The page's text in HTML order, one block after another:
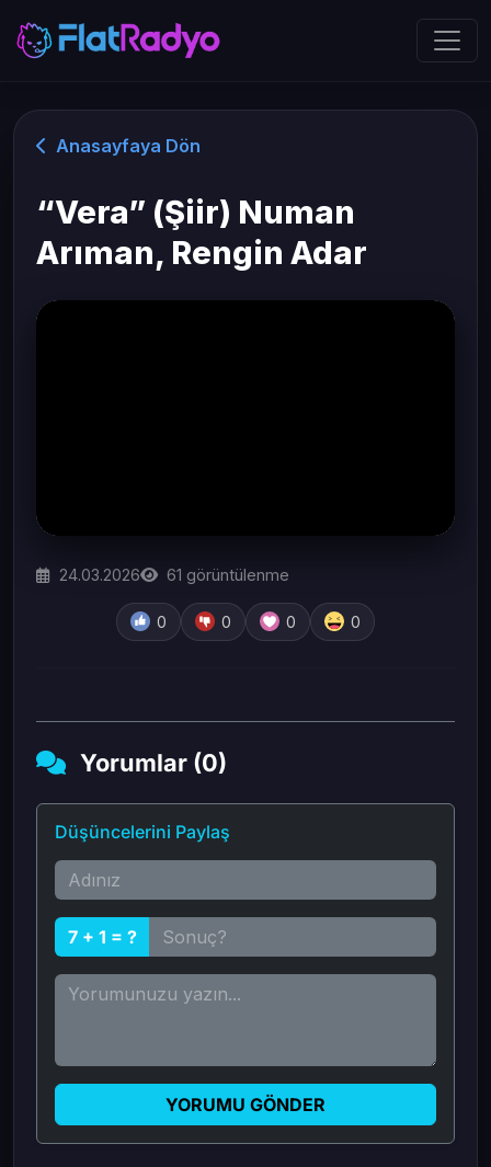
Anasayfaya Dön
“Vera” (Şiir) Numan
Arıman, Rengin Adar
24.03.2026 61 görüntülenme
0 0 0 0
Yorumlar (0)
Düşüncelerini Paylaş
7 + 1 = ?
YORUMU GÖNDER